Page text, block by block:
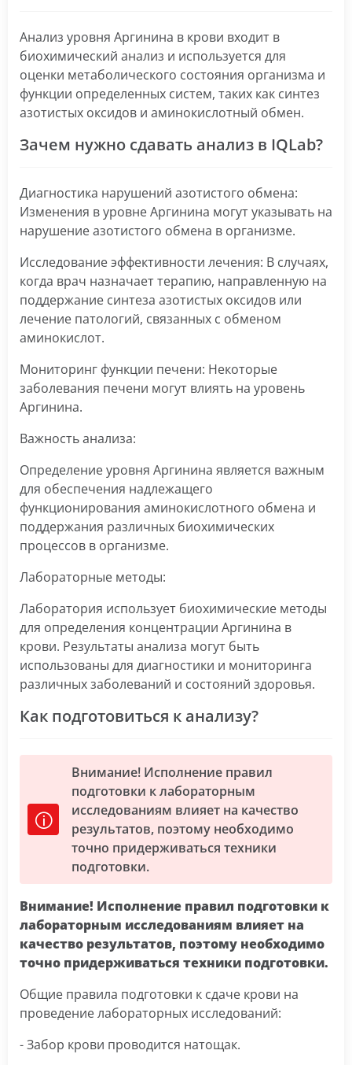
Анализ уровня Аргинина в крови входит в
биохимический анализ и используется для
оценки метаболического состояния организма и
функции определенных систем, таких как синтез
азотистых оксидов и аминокислотный обмен.
Зачем нужно сдавать анализ в IQLab?
Диагностика нарушений азотистого обмена:
Изменения в уровне Аргинина могут указывать на
нарушение азотистого обмена в организме.
Исследование эффективности лечения: В случаях,
когда врач назначает терапию, направленную на
поддержание синтеза азотистых оксидов или
лечение патологий, связанных с обменом
аминокислот.
Мониторинг функции печени: Некоторые
заболевания печени могут влиять на уровень
Аргинина.
Важность анализа:
Определение уровня Аргинина является важным
для обеспечения надлежащего
функционирования аминокислотного обмена и
поддержания различных биохимических
процессов в организме.
Лабораторные методы:
Лаборатория использует биохимические методы
для определения концентрации Аргинина в
крови. Результаты анализа могут быть
использованы для диагностики и мониторинга
различных заболеваний и состояний здоровья.
Как подготовиться к анализу?
Внимание! Исполнение правил
подготовки к лабораторным
исследованиям влияет на качество
результатов, поэтому необходимо
точно придерживаться техники
подготовки.
Внимание! Исполнение правил подготовки к
лабораторным исследованиям влияет на
качество результатов, поэтому необходимо
точно придерживаться техники подготовки.
Общие правила подготовки к сдаче крови на
проведение лабораторных исследований:
- Забор крови проводится натощак.